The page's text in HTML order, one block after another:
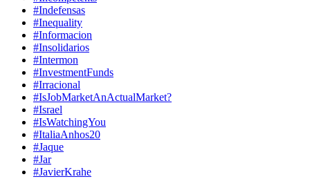
#Indefensas
#Inequality
#Informacion
#Insolidarios
#Intermon
#InvestmentFunds
#Irracional
#IsJobMarketAnActualMarket?
#Israel
#IsWatchingYou
#ItaliaAnhos20
#Jaque
#Jar
#JavierKrahe